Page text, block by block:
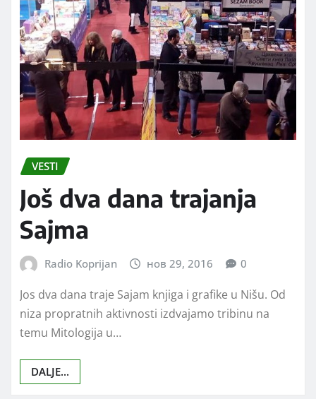
VESTI
Još dva dana trajanja
Sajma
Radio Koprijan нов 29, 2016 0
Jos dva dana traje Sajam knjiga i grafike u Nišu. Od
niza propratnih aktivnosti izdvajamo tribinu na
temu Mitologija u…
DALJE...